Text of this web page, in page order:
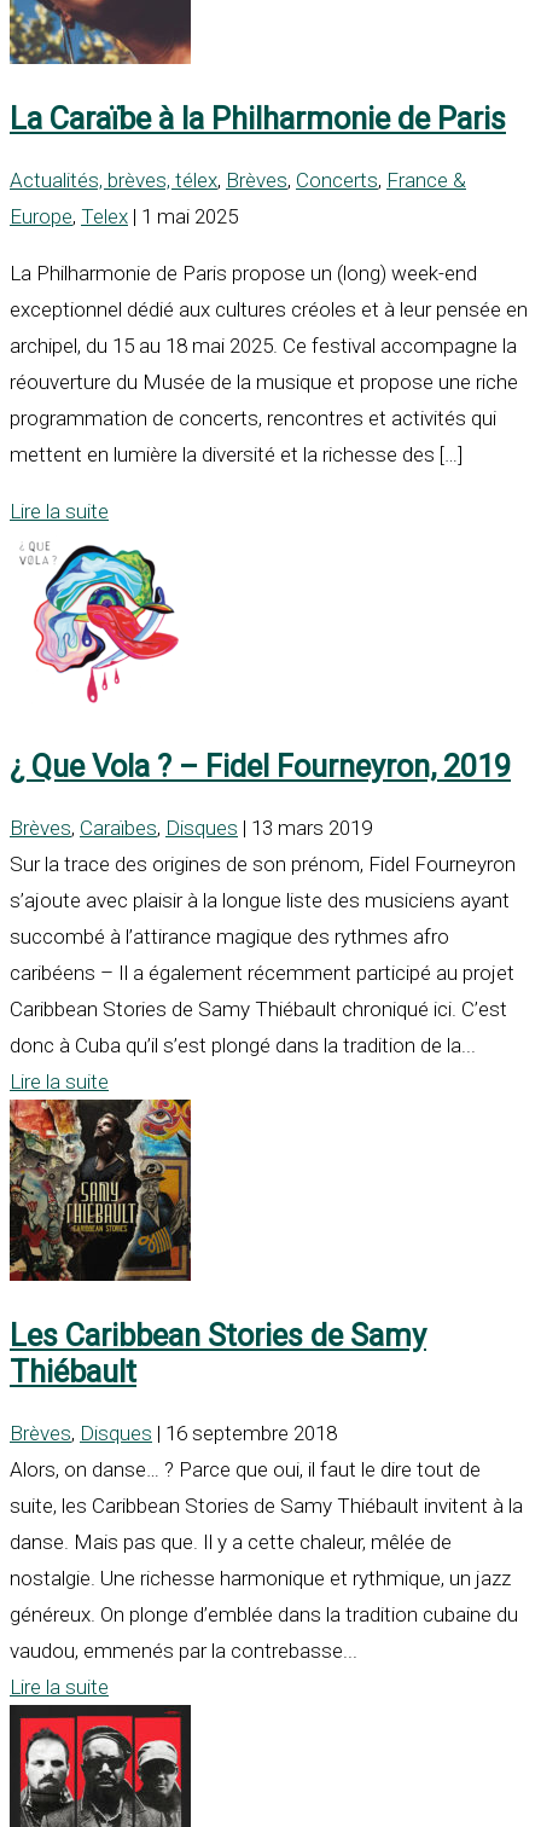
La Caraïbe à la Philharmonie de Paris
Actualités, brèves, télex, Brèves, Concerts, France &
Europe, Telex | 1 mai 2025
La Philharmonie de Paris propose un (long) week-end
exceptionnel dédié aux cultures créoles et à leur pensée en
archipel, du 15 au 18 mai 2025. Ce festival accompagne la
réouverture du Musée de la musique et propose une riche
programmation de concerts, rencontres et activités qui
mettent en lumière la diversité et la richesse des […]
Lire la suite
¿ Que Vola ? – Fidel Fourneyron, 2019
Brèves, Caraïbes, Disques | 13 mars 2019
Sur la trace des origines de son prénom, Fidel Fourneyron
s’ajoute avec plaisir à la longue liste des musiciens ayant
succombé à l’attirance magique des rythmes afro
caribéens – Il a également récemment participé au projet
Caribbean Stories de Samy Thiébault chroniqué ici. C’est
donc à Cuba qu’il s’est plongé dans la tradition de la...
Lire la suite
Les Caribbean Stories de Samy
Thiébault
Brèves, Disques | 16 septembre 2018
Alors, on danse… ? Parce que oui, il faut le dire tout de
suite, les Caribbean Stories de Samy Thiébault invitent à la
danse. Mais pas que. Il y a cette chaleur, mêlée de
nostalgie. Une richesse harmonique et rythmique, un jazz
généreux. On plonge d’emblée dans la tradition cubaine du
vaudou, emmenés par la contrebasse...
Lire la suite